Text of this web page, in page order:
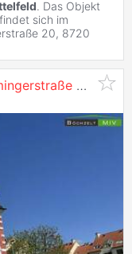
. Das Objekt
sich im
20, 8720
Kleine Geschäftsfläche in der Lobmingerstraße ++